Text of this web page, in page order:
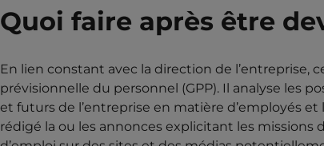
Quoi faire après être
En lien constant avec la direction de l’entreprise,
prévisionnelle du personnel (GPP). Il analyse les
et futurs de l’entreprise en matière d’employés
rédigé la ou les annonces explicitant les missions